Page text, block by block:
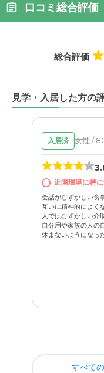
口コミ総合評価
総合評価
見学・入居した方の
入居済 女性 /
近隣環境に特
会話がむずかしい食
互いに精神的によく
人ではむずかしい介
自分用や家族の人の
休まないようになった
すべて